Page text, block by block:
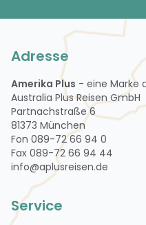
Adresse
Amerika Plus - eine Marke
Australia Plus Reisen GmbH
Partnachstraße 6
81373 München
Fon 089-72 66 94 0
Fax 089-72 66 94 44
info@aplusreisen.de
Service